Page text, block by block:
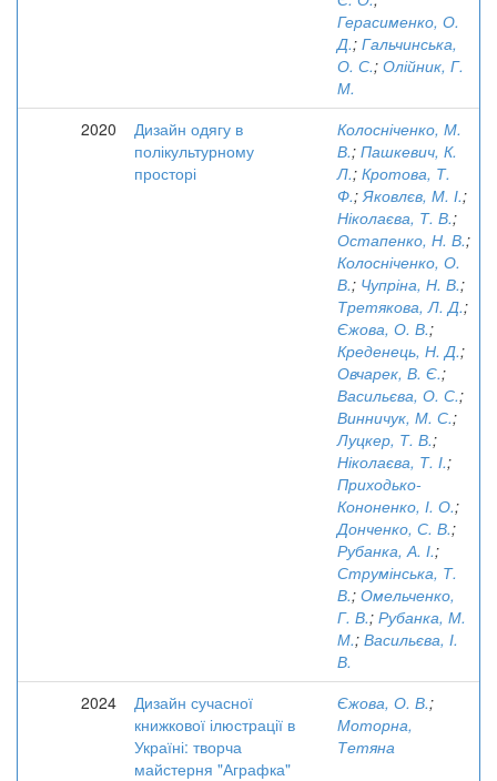
Герасименко, О.
Д.; Гальчинська,
О. С.; Олійник, Г.
М.
2020
Дизайн одягу в
полікультурному
просторі
Колосніченко, М.
В.; Пашкевич, К.
Л.; Кротова, Т.
Ф.;Яковлєв, М. І.;
Ніколаєва, Т. В.;
Остапенко, Н. В.;
Колосніченко, О.
В.; Чупріна, Н. В.;
Третякова, Л. Д.;
Єжова, О. В.;
Креденець, Н. Д.;
Овчарек, В. Є.;
Васильєва, О. С.;
Винничук, М. С.;
Луцкер, Т. В.;
Ніколаєва, Т. І.;
Приходько-
Кононенко, І. О.;
Донченко, С. В.;
Рубанка, А. І.;
Струмінська, Т.
В.; Омельченко,
Г. В.; Рубанка, М.
М.; Васильєва, І.
В.
2024
Дизайн сучасної
книжкової ілюстрації в
Україні: творча
майстерня "Аграфка"
Єжова, О. В.;
Моторна,
Тетяна